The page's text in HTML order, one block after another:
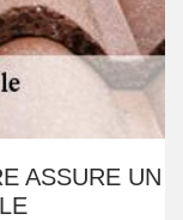
ASSURE UN